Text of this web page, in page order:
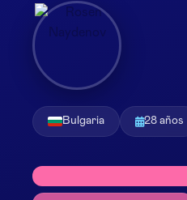
Bulgaria 28 años